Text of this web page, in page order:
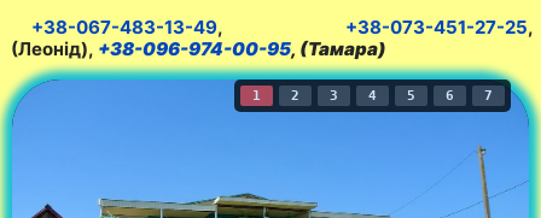
+38-067-483-13-49, +38-073-451-27-25,
(Леонід), +38-096-974-00-95, (Тамара)
1 2 3 4 5 6 7